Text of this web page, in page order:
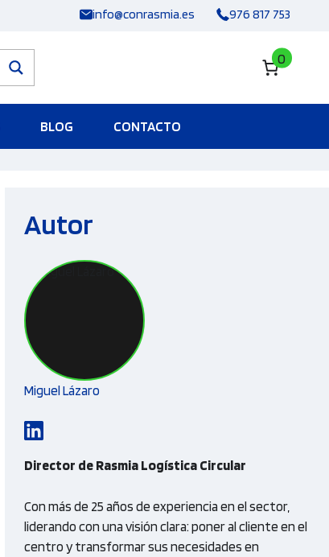
info@conrasmia.es 976 817 753
0
BLOG CONTACTO
Autor
Miguel Lázaro
Director de Rasmia Logística Circular
Con más de 25 años de experiencia en el sector,
liderando con una visión clara: poner al cliente en el
centro y transformar sus necesidades en